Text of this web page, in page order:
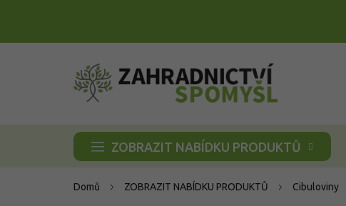
ZOBRAZIT NABÍDKU PRODUKTŮ
Domů ZOBRAZIT NABÍDKU PRODUKTŮ Cibuloviny